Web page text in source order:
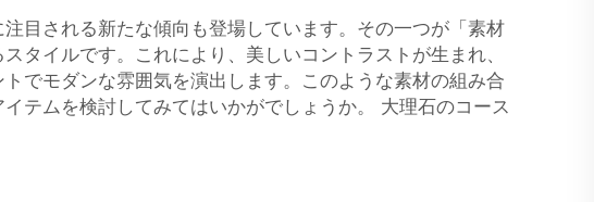
目される新たな傾向も登場しています。その一つが「素材
タイルです。これにより、美しいコントラストが生まれ、
でモダンな雰囲気を演出します。このような素材の組み合
テムを検討してみてはいかがでしょうか。 大理石のコース